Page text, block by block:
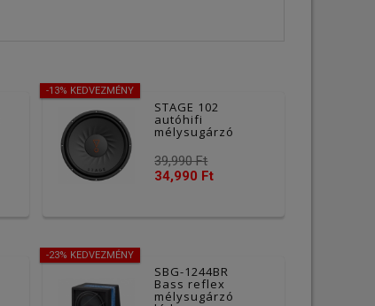
-13% KEDVEZMÉNY
STAGE 102
autóhifi
mélysugárzó
39,990 Ft
34,990 Ft
-23% KEDVEZMÉNY
SBG-1244BR
Bass reflex
mélysugárzó